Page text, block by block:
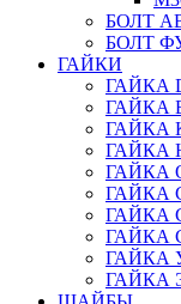
БОЛТ
БОЛТ
ГАЙКИ
ГАЙКА
ГАЙКА
ГАЙКА
ГАЙКА
ГАЙКА
ГАЙКА
ГАЙКА
ГАЙКА
ГАЙКА
ГАЙКА